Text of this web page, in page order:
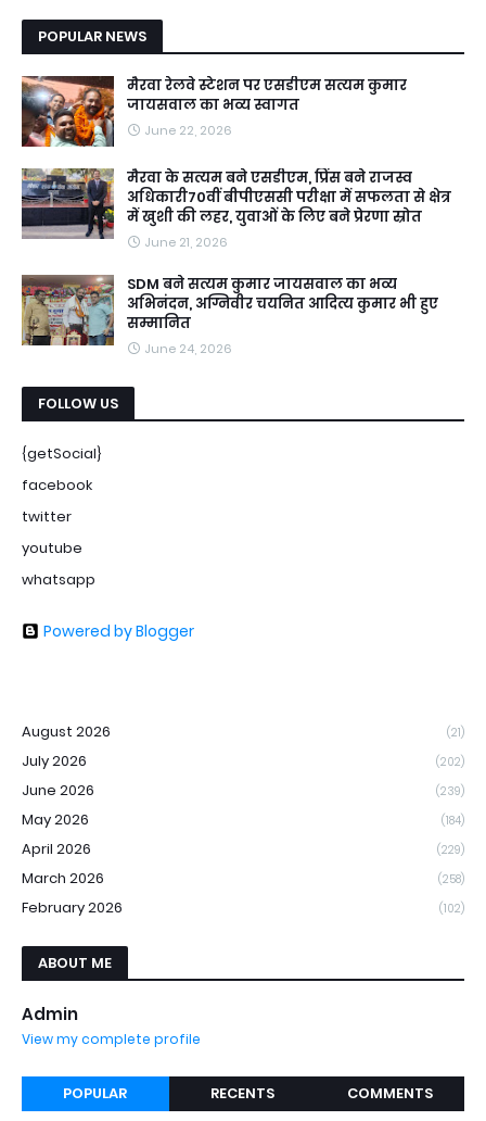
POPULAR NEWS
मैरवा रेलवे स्टेशन पर एसडीएम सत्यम कुमार
जायसवाल का भव्य स्वागत
June 22, 2026
मैरवा के सत्यम बने एसडीएम, प्रिंस बने राजस्व
अधिकारी70वीं बीपीएससी परीक्षा में सफलता से क्षेत्र
में खुशी की लहर, युवाओं के लिए बने प्रेरणा स्रोत
June 21, 2026
SDM बने सत्यम कुमार जायसवाल का भव्य
अभिनंदन, अग्निवीर चयनित आदित्य कुमार भी हुए
सम्मानित
June 24, 2026
FOLLOW US
{getSocial}
facebook
twitter
youtube
whatsapp
Powered by Blogger
August 2026 (21)
July 2026 (202)
June 2026 (239)
May 2026 (184)
April 2026 (229)
March 2026 (258)
February 2026 (102)
ABOUT ME
Admin
View my complete profile
POPULAR RECENTS COMMENTS